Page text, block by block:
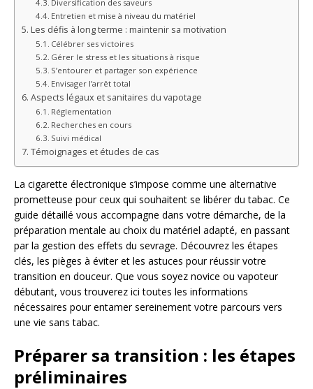
Diversification des saveurs
Entretien et mise à niveau du matériel
Les défis à long terme : maintenir sa motivation
Célébrer ses victoires
Gérer le stress et les situations à risque
S’entourer et partager son expérience
Envisager l’arrêt total
Aspects légaux et sanitaires du vapotage
Réglementation
Recherches en cours
Suivi médical
Témoignages et études de cas
La cigarette électronique s’impose comme une alternative
prometteuse pour ceux qui souhaitent se libérer du tabac. Ce
guide détaillé vous accompagne dans votre démarche, de la
préparation mentale au choix du matériel adapté, en passant
par la gestion des effets du sevrage. Découvrez les étapes
clés, les pièges à éviter et les astuces pour réussir votre
transition en douceur. Que vous soyez novice ou vapoteur
débutant, vous trouverez ici toutes les informations
nécessaires pour entamer sereinement votre parcours vers
une vie sans tabac.
Préparer sa transition : les étapes
préliminaires